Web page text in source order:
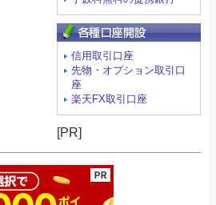
信用取引口座
先物・オプション取引口
座
楽天FX取引口座
[PR]